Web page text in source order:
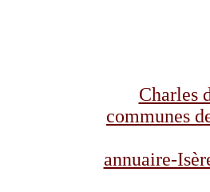
Charles
communes
annuaire-